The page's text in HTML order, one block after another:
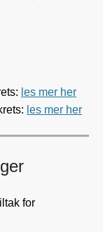
les mer her
les mer her
for